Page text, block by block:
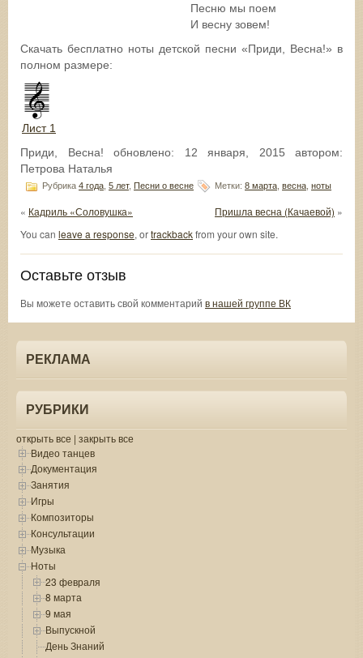
Песню мы поем
И весну зовем!
Скачать бесплатно ноты детской песни «Приди, Весна!» в
полном размере:
Лист 1
Приди, Весна! обновлено: 12 января, 2015 автором:
Петрова Наталья
Рубрика 4 года 5 лет, Песни о весне Метки: 8 марта весна ноты
« Кадриль «Соловушка» Пришла весна (Качаевой) »
You can leave a response, ortrackbackfrom your own site.
Оставьте отзыв
Вы можете оставить свой комментарий в нашей группе ВК
РЕКЛАМА
РУБРИКИ
открыть все | закрыть все
Видео танцев
Документация
Занятия
Игры
Композиторы
Консультации
Музыка
Ноты
23 февраля
8 марта
9 мая
Выпускной
День Знаний